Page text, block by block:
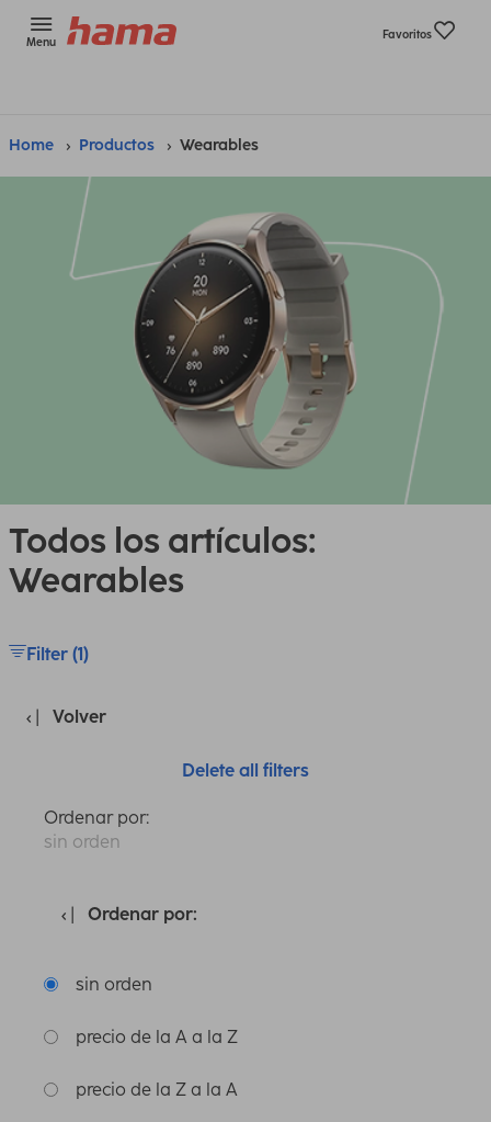
Menu
Favoritos
Home Productos Wearables
Todos los artículos:
Wearables
Filter (1)
Volver
Delete all filters
Ordenar por:
sin orden
Ordenar por:
sin orden
precio de la A a la Z
precio de la Z a la A